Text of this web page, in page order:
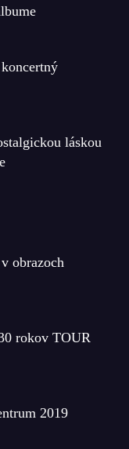
láskou
obrazoch
rokov TOUR
2019